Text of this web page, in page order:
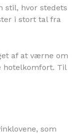
stil, hvor stedets
i stort tal fra
af at værne om
hotelkomfort. Til
som